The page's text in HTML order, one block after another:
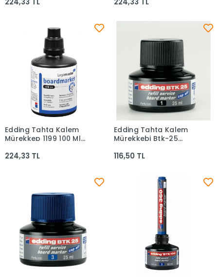
Sepete Ekle
Edding Tahta Kalem
Mürekkep 1199 100 Ml
224,33 TL
Sepete Ekle
Edding Tahta Kalem
Mürekkebi Btk-25
116,50 TL